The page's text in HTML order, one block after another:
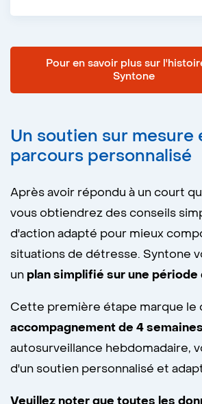
reconnues comme efficaces
réduire la détresse dans
favoriser la capacité à
les moments difficiles.
Pour en savoir plus sur
Syntone
Un soutien sur mesure
parcours personnalisé
Après avoir répondu à un court
vous obtiendrez des conseils
d'action adapté pour mieux
situations de détresse. Syntone
un plan simplifié sur une période
Cette première étape marque le
accompagnement de 4 semaines
autosurveillance hebdomadaire,
d'un soutien personnalisé et